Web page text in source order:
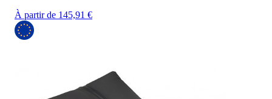
À partir de 145,91 €